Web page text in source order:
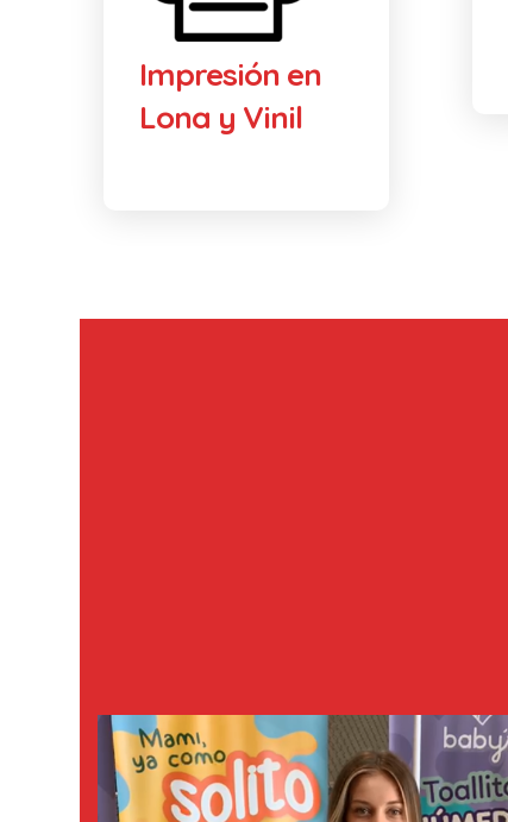
Impresión en
Lona y Vinil